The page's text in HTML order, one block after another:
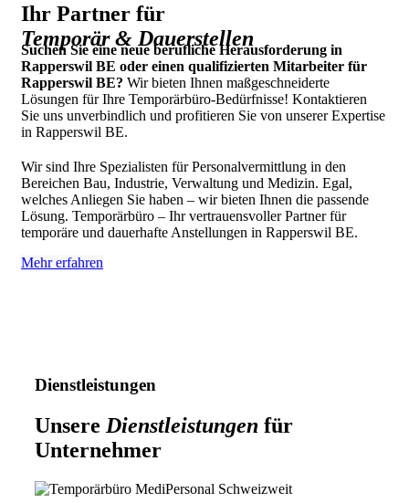
Ihr Partner für
Temporär & Dauerstellen
Suchen Sie eine neue berufliche Herausforderung in
Rapperswil BE oder einen qualifizierten Mitarbeiter für
Rapperswil BE? Wir bieten Ihnen maßgeschneiderte
Lösungen für Ihre Temporärbüro-Bedürfnisse! Kontaktieren
Sie uns unverbindlich und profitieren Sie von unserer Expertise
in Rapperswil BE.
Wir sind Ihre Spezialisten für Personalvermittlung in den
Bereichen Bau, Industrie, Verwaltung und Medizin. Egal,
welches Anliegen Sie haben – wir bieten Ihnen die passende
Lösung. Temporärbüro – Ihr vertrauensvoller Partner für
temporäre und dauerhafte Anstellungen in Rapperswil BE.
Mehr erfahren
Dienstleistungen
Unsere Dienstleistungen für
Unternehmer